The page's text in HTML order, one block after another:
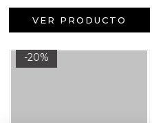
VER PRODUCTO
-20%